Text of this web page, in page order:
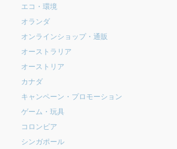
エコ・環境
オランダ
オンラインショップ・通販
オーストラリア
オーストリア
カナダ
キャンペーン・プロモーション
ゲーム・玩具
コロンビア
シンガポール